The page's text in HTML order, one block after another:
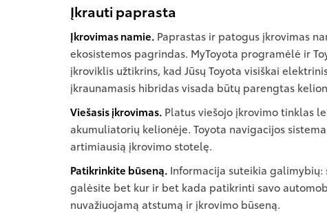
Įkrauti paprasta
Įkrovimas namie. Paprastas ir patogus įkrovimas
ekosistemos pagrindas. MyToyota programėlė ir
įkroviklis užtikrins, kad Jūsų Toyota visiškai
įkraunamasis hibridas visada būtų parengtas
Viešasis įkrovimas. Platus viešojo įkrovimo tinklas
akumuliatorių kelionėje. Toyota navigacijos
artimiausią įkrovimo stotelę.
Patikrinkite būseną. Informacija suteikia galimybių:
galėsite bet kur ir bet kada patikrinti savo
nuvažiuojamą atstumą ir įkrovimo būseną.